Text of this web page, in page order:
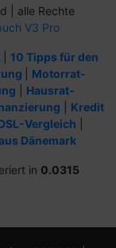
| alle Rechte
V3 Pro
10 Tipps für den
Motorrat-
Hausrat-
Kredit
Vergleich
Dänemark
in 0.0315